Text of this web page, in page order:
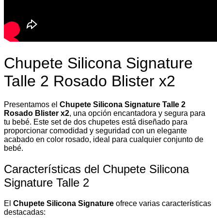
Chupete Silicona Signature
Talle 2 Rosado Blister x2
Presentamos el Chupete Silicona Signature Talle 2
Rosado Blister x2, una opción encantadora y segura para
tu bebé. Este set de dos chupetes está diseñado para
proporcionar comodidad y seguridad con un elegante
acabado en color rosado, ideal para cualquier conjunto de
bebé.
Características del Chupete Silicona
Signature Talle 2
El Chupete Silicona Signature ofrece varias características
destacadas: